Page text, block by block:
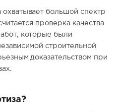
охватывает большой спектр
проверка качества
которые были
строительной
доказательством при